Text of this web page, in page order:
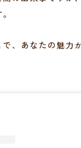
、あなたの魅力